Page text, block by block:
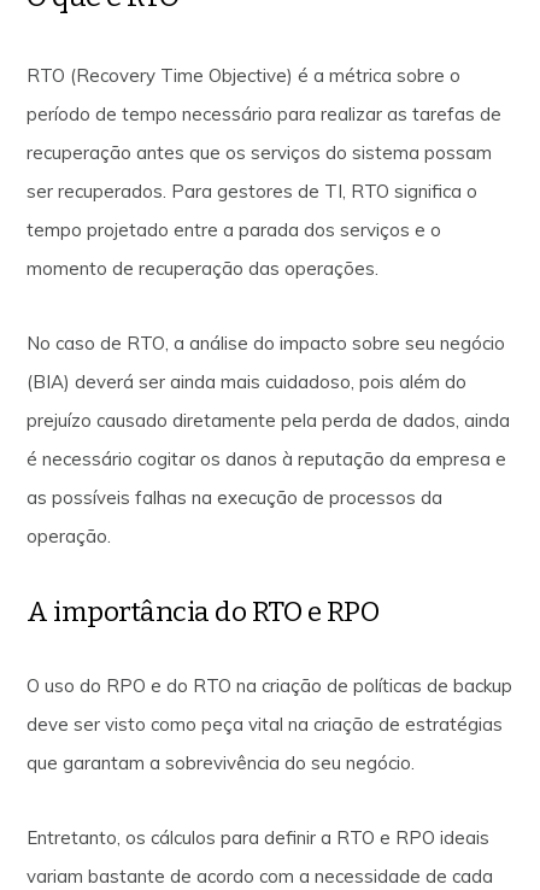
RTO (Recovery Time Objective) é a métrica sobre o
período de tempo necessário para realizar as tarefas de
recuperação antes que os serviços do sistema possam
ser recuperados. Para gestores de TI, RTO significa o
tempo projetado entre a parada dos serviços e o
momento de recuperação das operações.
No caso de RTO, a análise do impacto sobre seu negócio
(BIA) deverá ser ainda mais cuidadoso, pois além do
prejuízo causado diretamente pela perda de dados, ainda
é necessário cogitar os danos à reputação da empresa e
as possíveis falhas na execução de processos da
operação.
A importância do RTO e RPO
O uso do RPO e do RTO na criação de políticas de backup
deve ser visto como peça vital na criação de estratégias
que garantam a sobrevivência do seu negócio.
Entretanto, os cálculos para definir a RTO e RPO ideais
variam bastante de acordo com a necessidade de cada